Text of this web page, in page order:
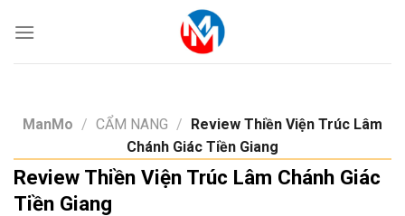
ManMo / CẨM NANG / Review Thiền Viện Trúc Lâm
Chánh Giác Tiền Giang
Review Thiền Viện Trúc Lâm Chánh Giác
Tiền Giang